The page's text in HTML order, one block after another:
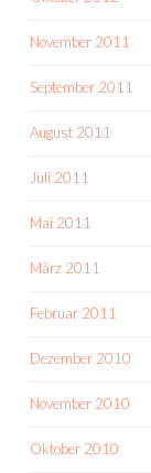
November 2011
September 2011
August 2011
Juli 2011
Mai 2011
März 2011
Februar 2011
Dezember 2010
November 2010
Oktober 2010